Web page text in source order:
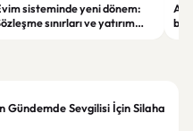
sisteminde yeni dönem:
sınırları ve yatırım
Gündemde Sevgilisi İçin Silaha